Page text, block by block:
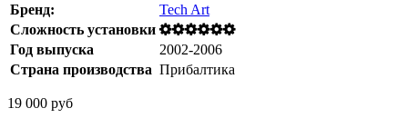
Бренд:
Tech Art
Сложность установки
Год выпуска
2002-2006
Страна производства Прибалтика
19 000 руб